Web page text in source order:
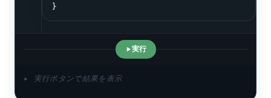
}
実行
▸ 実行ボタンで結果を表示